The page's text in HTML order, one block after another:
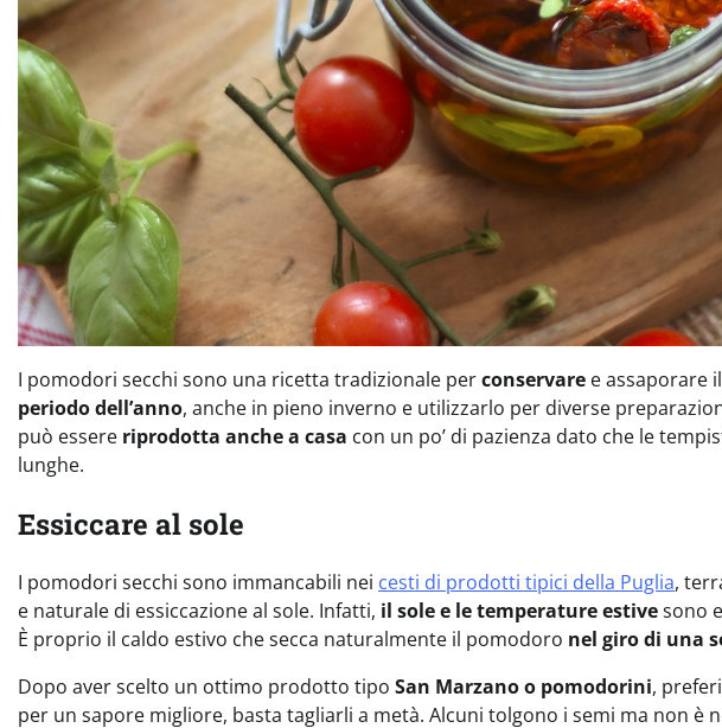
I pomodori secchi sono una ricetta tradizionale perconservare e assaporare
periodo dell’anno, anche in pieno inverno e utilizzarlo per diverse
può essere riprodotta anche a casa con un po’ di pazienza dato che le
lunghe.
Essiccare al sole
I pomodori secchi sono immancabili nei cesti di prodotti tipici della Puglia,
e naturale di essiccazione al sole. Infatti, il sole e le temperature estivesono
È proprio il caldo estivo che secca naturalmente il pomodoro nel giro di una
Dopo aver scelto un ottimo prodotto tipo San Marzano o pomodorini,
per un sapore migliore, basta tagliarli a metà. Alcuni tolgono i semi ma non è